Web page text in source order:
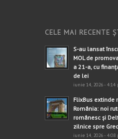
CELE MAI RECENTE
S-au lansat
MOL de
a 21-a, cu
de lei
iunie 14, 2026 - 4:14
FlixBus extinde
România: noi
românesc și
zilnice spre
iunie 14, 2026 - 4:08